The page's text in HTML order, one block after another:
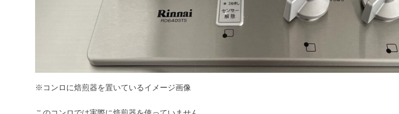
※コンロに焙煎器を置いているイメージ画像